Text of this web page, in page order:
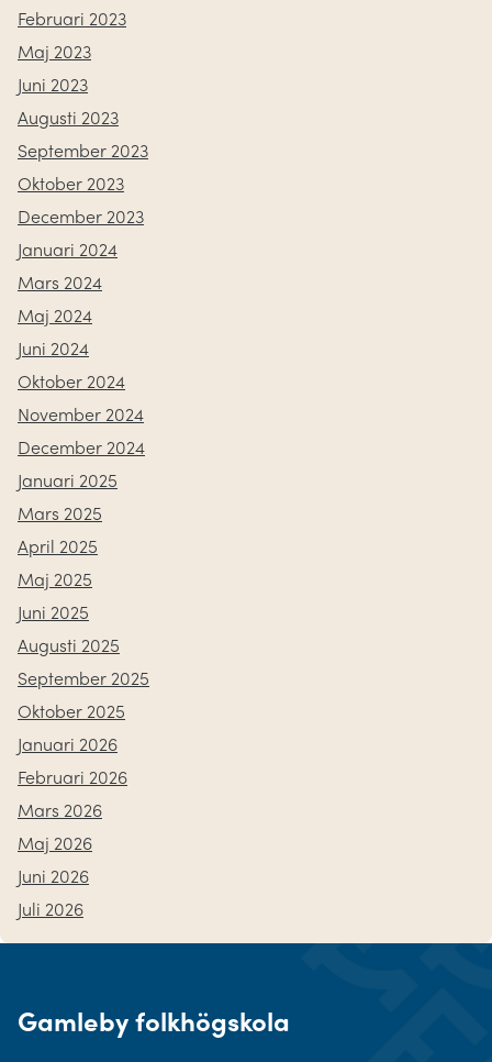
Februari 2023
Maj 2023
Juni 2023
Augusti 2023
September 2023
Oktober 2023
December 2023
Januari 2024
Mars 2024
Maj 2024
Juni 2024
Oktober 2024
November 2024
December 2024
Januari 2025
Mars 2025
April 2025
Maj 2025
Juni 2025
Augusti 2025
September 2025
Oktober 2025
Januari 2026
Februari 2026
Mars 2026
Maj 2026
Juni 2026
Juli 2026
Gamleby folkhögskola